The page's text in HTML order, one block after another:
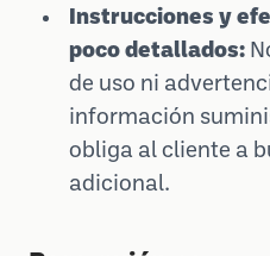
Instrucciones y
poco detallados:
de uso ni
información
obliga al cliente a
adicional.